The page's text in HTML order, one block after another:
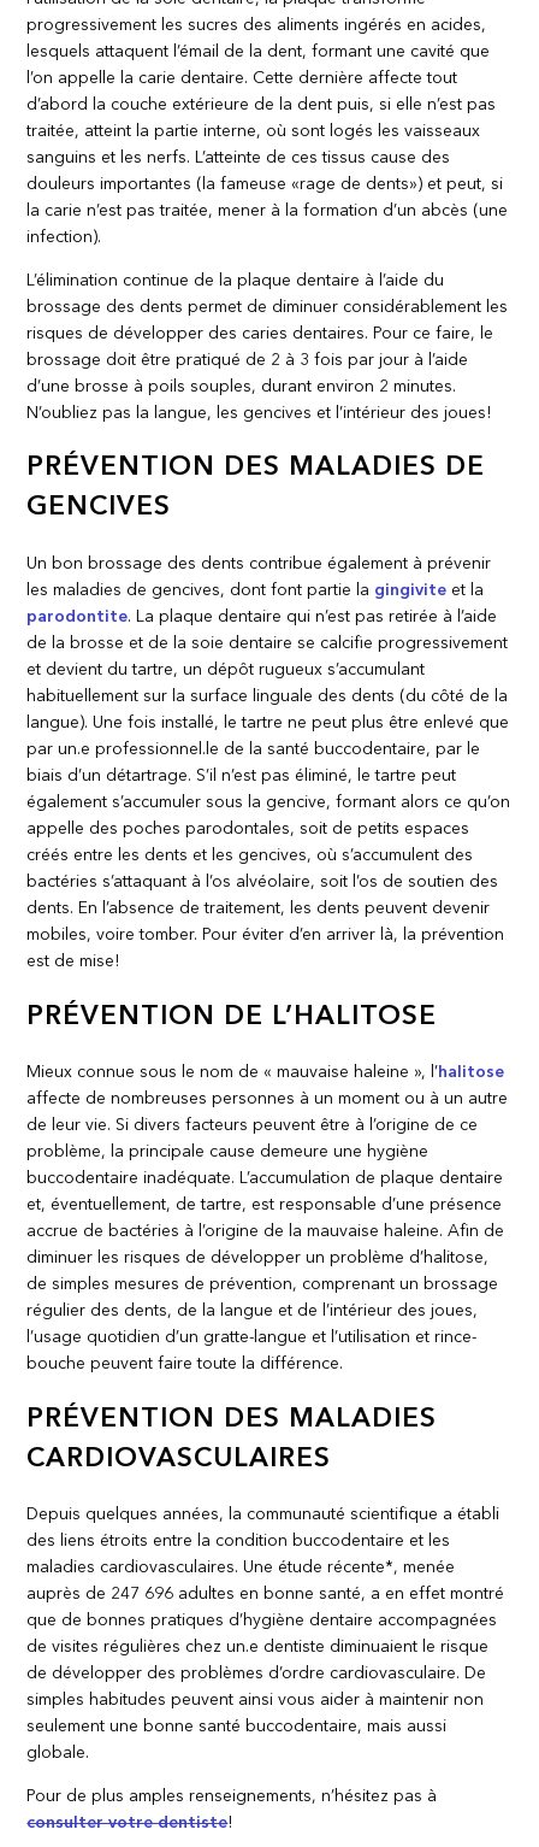
progressivement les sucres des aliments ingérés en acides,
lesquels attaquent l’émail de la dent, formant une cavité que
l’on appelle la carie dentaire. Cette dernière affecte tout
d’abord la couche extérieure de la dent puis, si elle n’est pas
traitée, atteint la partie interne, où sont logés les vaisseaux
sanguins et les nerfs. L’atteinte de ces tissus cause des
douleurs importantes (la fameuse «rage de dents») et peut, si
la carie n’est pas traitée, mener à la formation d’un abcès (une
infection).
L’élimination continue de la plaque dentaire à l’aide du
brossage des dents permet de diminuer considérablement les
risques de développer des caries dentaires. Pour ce faire, le
brossage doit être pratiqué de 2 à 3 fois par jour à l’aide
d’une brosse à poils souples, durant environ 2 minutes.
N’oubliez pas la langue, les gencives et l’intérieur des joues!
PRÉVENTION DES MALADIES DE
GENCIVES
Un bon brossage des dents contribue également à prévenir
les maladies de gencives, dont font partie la gingivite et la
parodontite. La plaque dentaire qui n’est pas retirée à l’aide
de la brosse et de la soie dentaire se calcifie progressivement
et devient du tartre, un dépôt rugueux s’accumulant
habituellement sur la surface linguale des dents (du côté de la
langue). Une fois installé, le tartre ne peut plus être enlevé que
par un.e professionnel.le de la santé buccodentaire, par le
biais d’un détartrage. S’il n’est pas éliminé, le tartre peut
également s’accumuler sous la gencive, formant alors ce qu’on
appelle des poches parodontales, soit de petits espaces
créés entre les dents et les gencives, où s’accumulent des
bactéries s’attaquant à l’os alvéolaire, soit l’os de soutien des
dents. En l’absence de traitement, les dents peuvent devenir
mobiles, voire tomber. Pour éviter d’en arriver là, la prévention
est de mise!
PRÉVENTION DE L’HALITOSE
Mieux connue sous le nom de « mauvaise haleine », l’ halitose
affecte de nombreuses personnes à un moment ou à un autre
de leur vie. Si divers facteurs peuvent être à l’origine de ce
problème, la principale cause demeure une hygiène
buccodentaire inadéquate. L’accumulation de plaque dentaire
et, éventuellement, de tartre, est responsable d’une présence
accrue de bactéries à l’origine de la mauvaise haleine. Afin de
diminuer les risques de développer un problème d’halitose,
de simples mesures de prévention, comprenant un brossage
régulier des dents, de la langue et de l’intérieur des joues,
l’usage quotidien d’un gratte-langue et l’utilisation et rince-
bouche peuvent faire toute la différence.
PRÉVENTION DES MALADIES
CARDIOVASCULAIRES
Depuis quelques années, la communauté scientifique a établi
des liens étroits entre la condition buccodentaire et les
maladies cardiovasculaires. Une étude récente*, menée
auprès de 247 696 adultes en bonne santé, a en effet montré
que de bonnes pratiques d’hygiène dentaire accompagnées
de visites régulières chez un.e dentiste diminuaient le risque
de développer des problèmes d’ordre cardiovasculaire. De
simples habitudes peuvent ainsi vous aider à maintenir non
seulement une bonne santé buccodentaire, mais aussi
globale.
Pour de plus amples renseignements, n’hésitez pas à
consulter votre dentiste!